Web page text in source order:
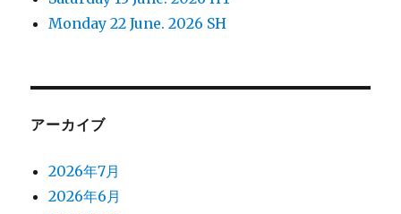
Monday 22 June. 2026 SH
アーカイブ
2026年7月
2026年6月